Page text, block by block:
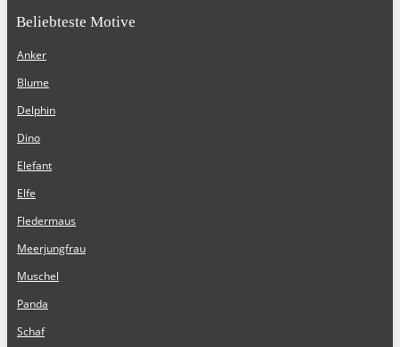
Beliebteste Motive
Anker
Blume
Delphin
Dino
Elefant
Elfe
Fledermaus
Meerjungfrau
Muschel
Panda
Schaf